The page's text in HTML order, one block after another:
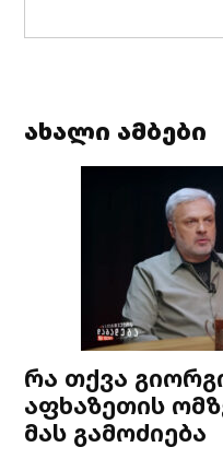
ახალი ამბები
რა თქვა
აფხაზეთის
მას გამოძიება